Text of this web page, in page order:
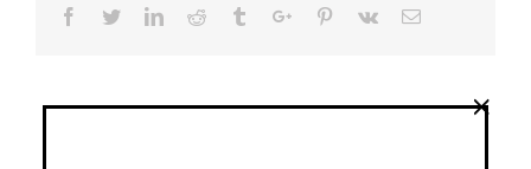
Facebook
TwitterLinkedinReddit TumblrGoogle+Pinterest
Vk Email
×